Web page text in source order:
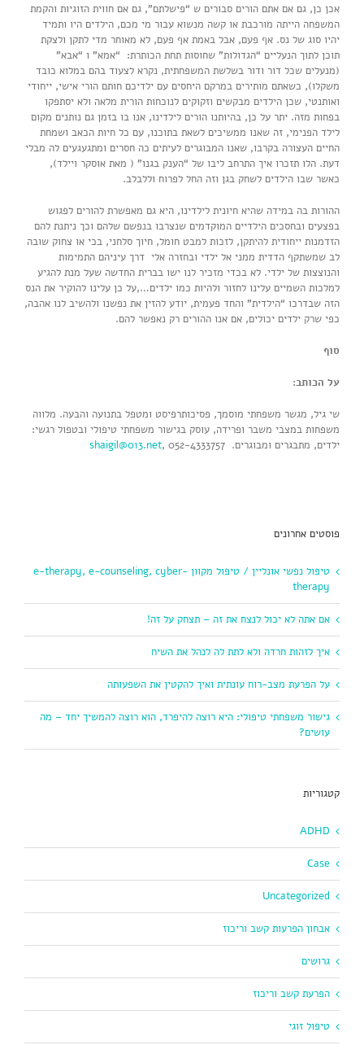
אכן כן, גם אם אתם הורים סבורים ש “פישלתם”, גם אם חווית הזוגיות והקמת
המשפחה הייתה מורכבת או קשה מנשוא עבור מי מכם, הילדים היו ותמיד
יהיו סוג של נס. אף פעם, אבל באמת אף פעם, לא מאוחר מדי לתקן ולצקת
תוכן לתוך הנעליים “הגדולות” שחוסות תחת הכותרת: “אמא” ו “אבא”
(מנעלים שכל דור ודור בשלשת המשפחתית, נקרא לצעוד בהם במלוא כובד
משקלו), כשאתם מותירים במרקם היחסים עם ילדיכם חותם הורי אישי, ייחודי
ואותנטי, שכן הילדים מבקשים וזקוקים לנוכחות הורית מלאה ולא יסתפקו
בפחות מזה. יתר על כן, בהיותנו הורים לילדינו, אנו בו בזמן גם נותנים מקום
לילד הפנימי, זה שאנו ממשיכים לשאת בתוכנו, עם כל חיות הכאב ושמחת
החיים העצורה בקרבו, שאנו המבוגרים לעיתים כה חסרים ומתגעגעים לה מבלי
דעת. הלו תזכרו איך התרחב ליבו של “הענק בגנו” ( מאת אוסקר ויילד),
כאשר שבו הילדים לשחק בגן וזה החל לפרוח וללבלב.
ההורות בה במידה שהיא חיונית לילדינו, היא גם מאפשרת להורים לפגוש
בפצעים ובחסכים הילדיים המוקדמים שנצרבו בנפשם שלהם וכך ניתנת להם
הזדמנות ייחודית להיתקן, לזכות למבט חומל, חיוך סלחני, בכי או צחוק שובה
לב שמשתקף הדדית ממני אל ילדי ובחזרה אלי דרך עיניהם התמימות
והנוצצות של ילדי. לא בכדי מזכיר לנו ישו בברית החדשה שעל מנת להגיע
למלכות השמיים עלינו לחזור ולהיות כמו ילדים…,על כן עלינו להוקיר את הנס
הזה שבדרכו “הילדית” והחד פעמית, יודע להזין את נפשנו ולהשיב לנו אהבה,
כפי שרק ילדים יכולים, אם אנו ההורים רק נאפשר להם.
סוף
על הכותב:
שי גיל, מגשר משפחתי מוסמך, פסיכותרפיסט ומטפל בתנועה והבעה. מלווה
משפחות במצבי משבר ופרידה, עוסק בגישור משפחתי טיפולי ובטפול רגשי:
ילדים, מתבגרים ומבוגרים.
shaigil@013.net, 052-4333757
פוסטים אחרונים
טיפול נפשי אונליין / טיפול מקוון e-therapy, e-counseling, cyber-
therapy
אם אתה לא יכול לנצח את זה – תצחק על זה!
איך לזהות חרדה ולא לתת לה לנהל את השיח
על הפרעת מצב-רוח עונתית ואיך להקטין את השפעותה
גישור משפחתי טיפולי: היא רוצה להיפרד, הוא רוצה להמשיך יחד – מה
עושים?
קטגוריות
ADHD
Case
Uncategorized
אבחון הפרעות קשב וריכוז
גרושים
הפרעת קשב וריכוז
טיפול זוגי